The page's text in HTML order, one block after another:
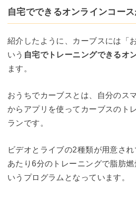
自宅でできるオンラインコー
紹介したように、カーブスには「
いう 自宅でトレーニングできるオ
ます。
おうちでカーブスとは、自分のス
からアプリを使ってカーブスのト
ランです。
ビデオとライブの2種類が用意さ
あたり6分のトレーニングで脂肪
いうプログラムとなっています。